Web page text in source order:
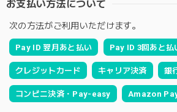
お支払い方法について
次の方法がご利用いただけます。
Pay ID 翌月あと払い Pay ID 3回あと払
クレジットカード キャリア決済 銀
コンビニ決済・Pay-easy Amazon